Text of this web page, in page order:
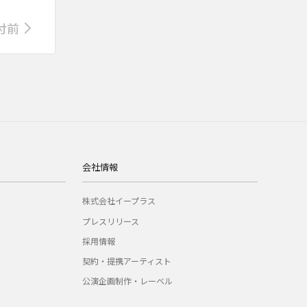
前
会社情報
株式会社イープラス
プレスリリース
採用情報
契約・提携アーティスト
公演企画制作・レーベル